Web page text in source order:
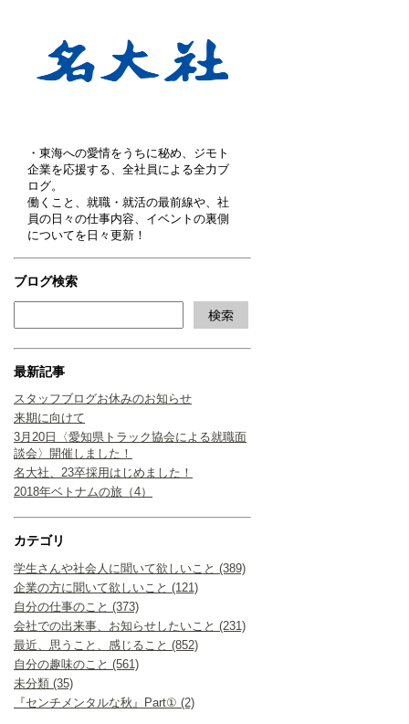
・東海への愛情をうちに秘め、ジモト
企業を応援する、全社員による全力ブ
ログ。
働くこと、就職・就活の最前線や、社
員の日々の仕事内容、イベントの裏側
についてを日々更新！
ブログ検索
最新記事
スタッフブログお休みのお知らせ
来期に向けて
3月20日〈愛知県トラック協会による就職面
談会〉開催しました！
名大社、23卒採用はじめました！
2018年ベトナムの旅（4）
カテゴリ
学生さんや社会人に聞いて欲しいこと (389)
企業の方に聞いて欲しいこと (121)
自分の仕事のこと (373)
会社での出来事、お知らせしたいこと (231)
最近、思うこと、感じること (852)
自分の趣味のこと (561)
未分類 (35)
『センチメンタルな秋』Part① (2)